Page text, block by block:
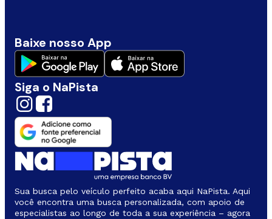
Baixe nosso App
Siga o NaPista
Sua busca pelo veículo perfeito acaba aqui NaPista. Aqui
você encontra uma busca personalizada, com apoio de
especialistas ao longo de toda a sua experiência – agora